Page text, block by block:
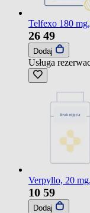
Telfexo 180
26 49
Dodaj
Usługa
Verpyllo, 20
10 59
Dodaj